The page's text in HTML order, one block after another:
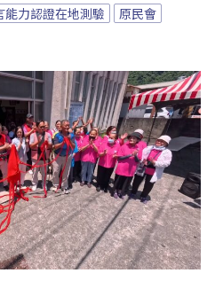
能力認證在地測驗
原民會